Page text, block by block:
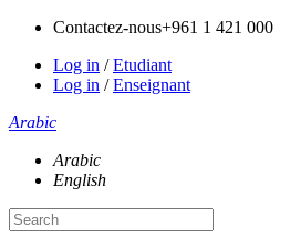
Contactez-nous+961 1 421 000
Log in /Etudiant
Log in /Enseignant
Arabic
Arabic
English